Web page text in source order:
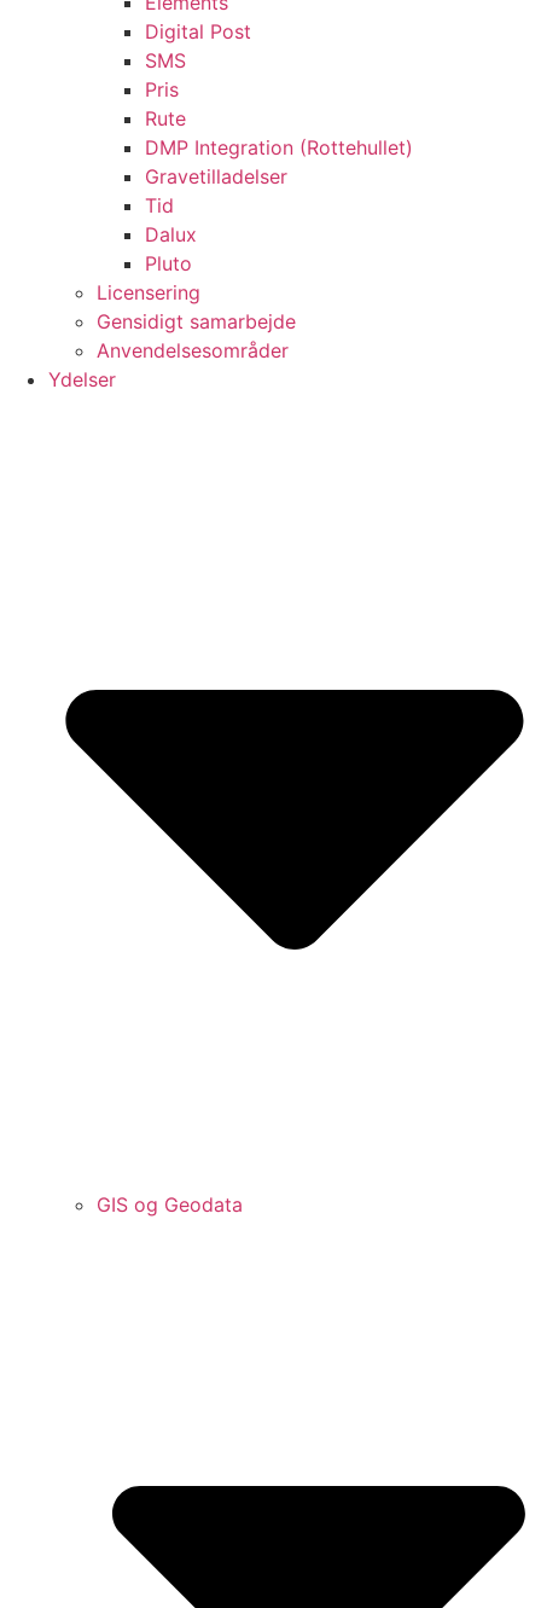
Digital Post
SMS
Pris
Rute
DMP Integration (Rottehullet)
Gravetilladelser
Tid
Dalux
Pluto
Licensering
Gensidigt samarbejde
Anvendelsesområder
Ydelser
GIS og Geodata